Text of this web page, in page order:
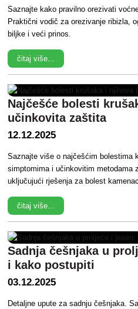
Saznajte kako pravilno orezivati
Praktični vodič za orezivanje ribizla,
biljke i veći prinos.
čitaj više...
Najčešće bolesti
učinkovita zaštita
12.12.2025
Saznajte više o najčešćim bolestima
simptomima i učinkovitim metodama
uključujući rješenja za bolest
čitaj više...
Sadnja češnjaka u
i kako postupiti
03.12.2025
Detaljne upute za sadnju češnjaka.